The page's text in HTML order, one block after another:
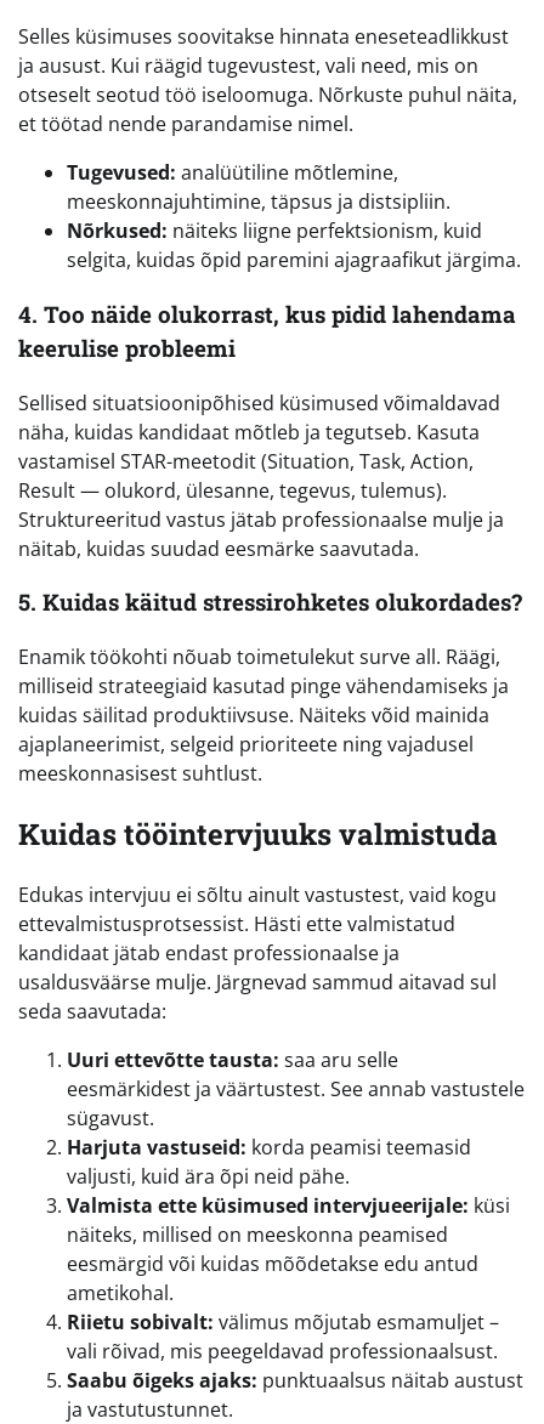
Selles küsimuses soovitakse hinnata eneseteadlikkust
ja ausust. Kui räägid tugevustest, vali need, mis on
otseselt seotud töö iseloomuga. Nõrkuste puhul näita,
et töötad nende parandamise nimel.
Tugevused: analüütiline mõtlemine,
meeskonnajuhtimine, täpsus ja distsipliin.
Nõrkused: näiteks liigne perfektsionism, kuid
selgita, kuidas õpid paremini ajagraafikut järgima.
4. Too näide olukorrast, kus pidid lahendama
keerulise probleemi
Sellised situatsioonipõhised küsimused võimaldavad
näha, kuidas kandidaat mõtleb ja tegutseb. Kasuta
vastamisel STAR-meetodit (Situation, Task, Action,
Result — olukord, ülesanne, tegevus, tulemus).
Struktureeritud vastus jätab professionaalse mulje ja
näitab, kuidas suudad eesmärke saavutada.
5. Kuidas käitud stressirohketes olukordades?
Enamik töökohti nõuab toimetulekut surve all. Räägi,
milliseid strateegiaid kasutad pinge vähendamiseks ja
kuidas säilitad produktiivsuse. Näiteks võid mainida
ajaplaneerimist, selgeid prioriteete ning vajadusel
meeskonnasisest suhtlust.
Kuidas tööintervjuuks valmistuda
Edukas intervjuu ei sõltu ainult vastustest, vaid kogu
ettevalmistusprotsessist. Hästi ette valmistatud
kandidaat jätab endast professionaalse ja
usaldusväärse mulje. Järgnevad sammud aitavad sul
seda saavutada:
Uuri ettevõtte tausta: saa aru selle
eesmärkidest ja väärtustest. See annab vastustele
sügavust.
Harjuta vastuseid: korda peamisi teemasid
valjusti, kuid ära õpi neid pähe.
Valmista ette küsimused intervjueerijale: küsi
näiteks, millised on meeskonna peamised
eesmärgid või kuidas mõõdetakse edu antud
ametikohal.
Riietu sobivalt: välimus mõjutab esmamuljet –
vali rõivad, mis peegeldavad professionaalsust.
Saabu õigeks ajaks: punktuaalsus näitab austust
ja vastutustunnet.